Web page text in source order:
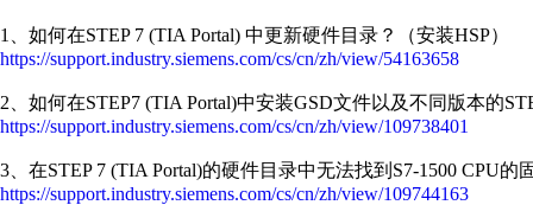
1、如何在STEP 7 (TIA Portal) 中更新硬件目录？（安装HSP）
https://support.industry.siemens.com/cs/cn/zh/view/54163658
2、如何在STEP7 (TIA Portal)中安装GSD文件以及不同版本的
https://support.industry.siemens.com/cs/cn/zh/view/109738401
3、在STEP 7 (TIA Portal)的硬件目录中无法找到S7-1500 CPU
https://support.industry.siemens.com/cs/cn/zh/view/109744163